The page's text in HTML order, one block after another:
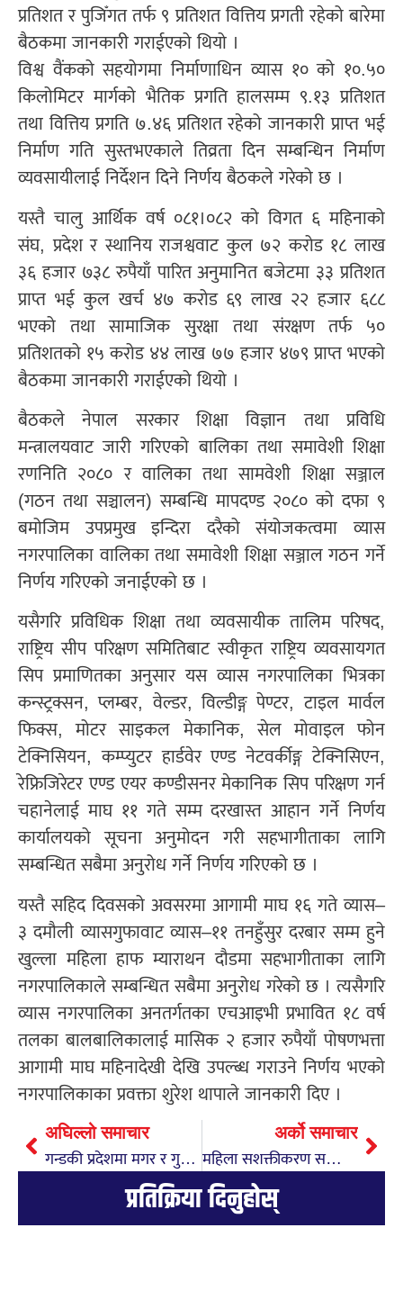
प्रतिशत र पुजिँगत तर्फ ९ प्रतिशत वित्तिय प्रगती रहेको बारेमा
बैठकमा जानकारी गराईएको थियो ।
विश्व वैंकको सहयोगमा निर्माणाधिन व्यास १० को १०.५०
किलोमिटर मार्गको भैतिक प्रगति हालसम्म ९.१३ प्रतिशत
तथा वित्तिय प्रगति ७.४६ प्रतिशत रहेको जानकारी प्राप्त भई
निर्माण गति सुस्तभएकाले तिव्रता दिन सम्बन्धिन निर्माण
व्यवसायीलाई निर्देशन दिने निर्णय बैठकले गरेको छ ।
यस्तै चालु आर्थिक वर्ष ०८१।०८२ को विगत ६ महिनाको
संघ, प्रदेश र स्थानिय राजश्ववाट कुल ७२ करोड १८ लाख
३६ हजार ७३८ रुपैयाँ पारित अनुमानित बजेटमा ३३ प्रतिशत
प्राप्त भई कुल खर्च ४७ करोड ६९ लाख २२ हजार ६८८
भएको तथा सामाजिक सुरक्षा तथा संरक्षण तर्फ ५०
प्रतिशतको १५ करोड ४४ लाख ७७ हजार ४७९ प्राप्त भएको
बैठकमा जानकारी गराईएको थियो ।
बैठकले नेपाल सरकार शिक्षा विज्ञान तथा प्रविधि
मन्त्रालयवाट जारी गरिएको बालिका तथा समावेशी शिक्षा
रणनिति २०८० र वालिका तथा सामवेशी शिक्षा सञ्जाल
(गठन तथा सञ्चालन) सम्बन्धि मापदण्ड २०८० को दफा ९
बमोजिम उपप्रमुख इन्दिरा दरैको संयोजकत्वमा व्यास
नगरपालिका वालिका तथा समावेशी शिक्षा सञ्जाल गठन गर्ने
निर्णय गरिएको जनाईएको छ ।
यसैगरि प्रविधिक शिक्षा तथा व्यवसायीक तालिम परिषद,
राष्ट्रिय सीप परिक्षण समितिबाट स्वीकृत राष्ट्रिय व्यवसायगत
सिप प्रमाणितका अनुसार यस व्यास नगरपालिका भित्रका
कन्स्ट्रक्सन, प्लम्बर, वेल्डर, विल्डीङ्ग पेण्टर, टाइल मार्वल
फिक्स, मोटर साइकल मेकानिक, सेल मोवाइल फोन
टेक्निसियन, कम्प्युटर हार्डवेर एण्ड नेटवर्कीङ्ग टेक्निसिएन,
रेफ्रिजिरेटर एण्ड एयर कण्डीसनर मेकानिक सिप परिक्षण गर्न
चहानेलाई माघ ११ गते सम्म दरखास्त आहान गर्ने निर्णय
कार्यालयको सूचना अनुमोदन गरी सहभागीताका लागि
सम्बन्धित सबैमा अनुरोध गर्ने निर्णय गरिएको छ ।
यस्तै सहिद दिवसको अवसरमा आगामी माघ १६ गते व्यास–
३ दमौली व्यासगुफावाट व्यास–११ तनहुँसुर दरबार सम्म हुने
खुल्ला महिला हाफ म्याराथन दौडमा सहभागीताका लागि
नगरपालिकाले सम्बन्धित सबैमा अनुरोध गरेको छ । त्यसैगरि
व्यास नगरपालिका अनतर्गतका एचआइभी प्रभावित १८ वर्ष
तलका बालबालिकालाई मासिक २ हजार रुपैयाँ पोषणभत्ता
आगामी माघ महिनादेखी देखि उपल्ब्ध गराउने निर्णय भएको
नगरपालिकाका प्रवक्ता शुरेश थापाले जानकारी दिए ।
अघिल्लो समाचार
गन्डकी प्रदेशमा मगर र गुरुङ भाषालाई सरकारी कामकाजको भाषा बनाइने
अर्को समाचार
महिला सशक्तीकरण सन्चार समाजको अध्यक्षमा अञ्जु दाहाल
प्रतिक्रिया दिनुहोस्